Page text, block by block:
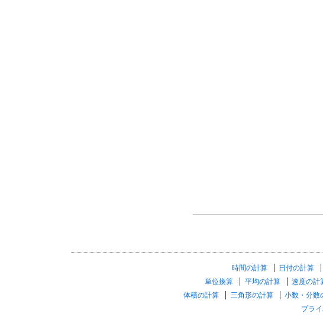
時間の計算 日付の計算
単位換算
平均の計算 速度の計
体積の計算
三角形の計算 小数・分数
プラ